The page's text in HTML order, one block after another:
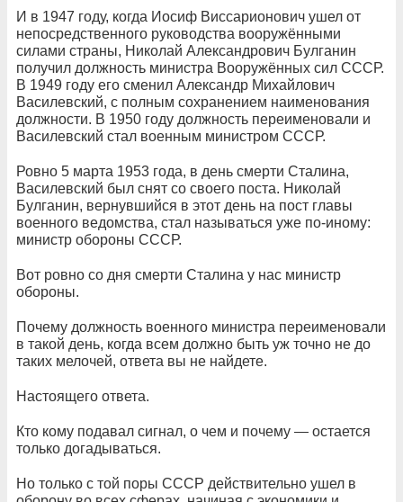
И в 1947 году, когда Иосиф Виссарионович ушел от
непосредственного руководства вооружёнными
силами страны, Николай Александрович Булганин
получил должность министра Вооружённых сил СССР.
В 1949 году его сменил Александр Михайлович
Василевский, с полным сохранением наименования
должности. В 1950 году должность переименовали и
Василевский стал военным министром СССР.
Ровно 5 марта 1953 года, в день смерти Сталина,
Василевский был снят со своего поста. Николай
Булганин, вернувшийся в этот день на пост главы
военного ведомства, стал называться уже по-иному:
министр обороны СССР.
Вот ровно со дня смерти Сталина у нас министр
обороны.
Почему должность военного министра переименовали
в такой день, когда всем должно быть уж точно не до
таких мелочей, ответа вы не найдете.
Настоящего ответа.
Кто кому подавал сигнал, о чем и почему — остается
только догадываться.
Но только с той поры СССР действительно ушел в